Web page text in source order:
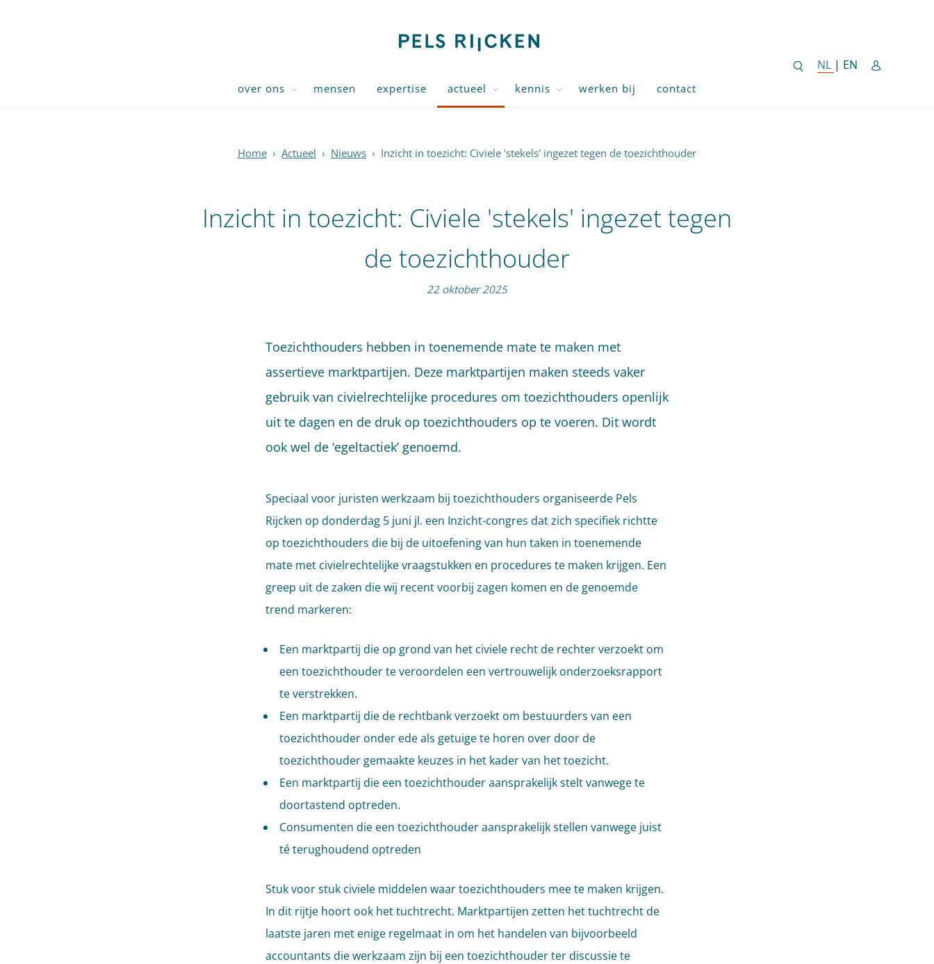
NL NEDERLANDSE
| EN ENGLISH
over ons mensen expertise actueel kennis werken bij contact
Home › Actueel › Nieuws › Inzicht in toezicht: Civiele 'stekels' ingezet tegen de toezichthouder
Inzicht in toezicht: Civiele 'stekels' ingezet tegen
de toezichthouder
22 oktober 2025
Toezichthouders hebben in toenemende mate te maken met
assertieve marktpartijen. Deze marktpartijen maken steeds vaker
gebruik van civielrechtelijke procedures om toezichthouders openlijk
uit te dagen en de druk op toezichthouders op te voeren. Dit wordt
ook wel de ‘egeltactiek’ genoemd.
Speciaal voor juristen werkzaam bij toezichthouders organiseerde Pels
Rijcken op donderdag 5 juni jl. een Inzicht-congres dat zich specifiek richtte
op toezichthouders die bij de uitoefening van hun taken in toenemende
mate met civielrechtelijke vraagstukken en procedures te maken krijgen. Een
greep uit de zaken die wij recent voorbij zagen komen en de genoemde
trend markeren:
Een marktpartij die op grond van het civiele recht de rechter verzoekt om
een toezichthouder te veroordelen een vertrouwelijk onderzoeksrapport
te verstrekken.
Een marktpartij die de rechtbank verzoekt om bestuurders van een
toezichthouder onder ede als getuige te horen over door de
toezichthouder gemaakte keuzes in het kader van het toezicht.
Een marktpartij die een toezichthouder aansprakelijk stelt vanwege te
doortastend optreden.
Consumenten die een toezichthouder aansprakelijk stellen vanwege juist
té terughoudend optreden
Stuk voor stuk civiele middelen waar toezichthouders mee te maken krijgen.
In dit rijtje hoort ook het tuchtrecht. Marktpartijen zetten het tuchtrecht de
laatste jaren met enige regelmaat in om het handelen van bijvoorbeeld
accountants die werkzaam zijn bij een toezichthouder ter discussie te